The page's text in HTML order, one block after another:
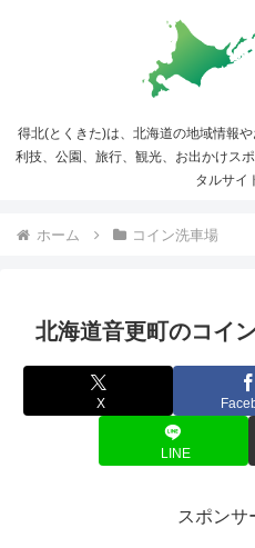
得北(とくきた)は、北海道の地域情報
利技、公園、旅行、観光、お出かけス
タルサイ
ホーム コイン洗車場
北海道音更町のコイ
X
LINE
スポンサ